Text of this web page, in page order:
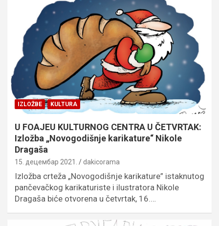
IZLOŽBE KULTURA
U FOAJEU KULTURNOG CENTRA U ČETVRTAK:
Izložba „Novogodišnje karikature“ Nikole
Dragaša
15. децембар 2021. dakicorama
Izložba crteža „Novogodišnje karikature” istaknutog
pančevačkog karikaturiste i ilustratora Nikole
Dragaša biće otvorena u četvrtak, 16.…